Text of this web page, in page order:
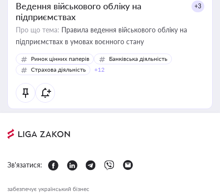
Ведення військового обліку на
підприємствах
+3
Про що тема: Правила ведення військового обліку на
підприємствах в умовах воєнного стану
Ринок цінних паперів
Банківська діяльність
Страхова діяльність
+12
Зв'язатися:
забезпечує український бізнес